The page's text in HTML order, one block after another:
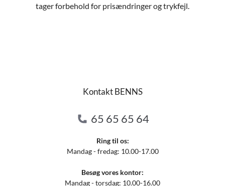
tager forbehold for prisændringer og trykfejl.
Kontakt BENNS
65 65 65 64
Ring til os:
Mandag - fredag: 10.00-17.00
Besøg vores kontor:
Mandag - torsdag: 10.00-16.00